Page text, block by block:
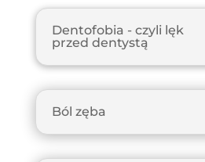
Dentofobia - czyli lęk
przed dentystą
Ból zęba